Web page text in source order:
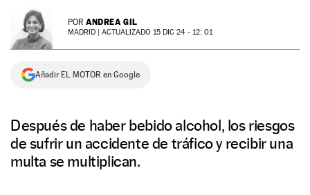
NEWSLETTER POR ANDREA GIL
MADRID | ACTUALIZADO 15 DIC 24 - 12: 01
Añadir EL MOTOR en Google
Después de haber bebido alcohol, los riesgos
de sufrir un accidente de tráfico y recibir una
multa se multiplican.